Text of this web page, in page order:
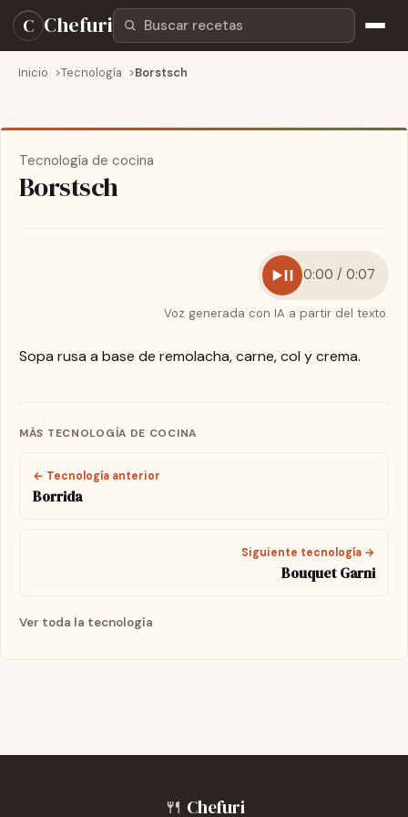
C ChefuriBuscar recetas
Inicio Tecnología Borstsch
Tecnología de cocina
Borstsch
0:00 / 0:07
Voz generada con IA a partir del texto.
Sopa rusa a base de remolacha, carne, col y crema.
MÁS TECNOLOGÍA DE COCINA
← Tecnología anterior
Borrida
Siguiente tecnología →
Bouquet Garni
Ver toda la tecnología
🍴 Chefuri